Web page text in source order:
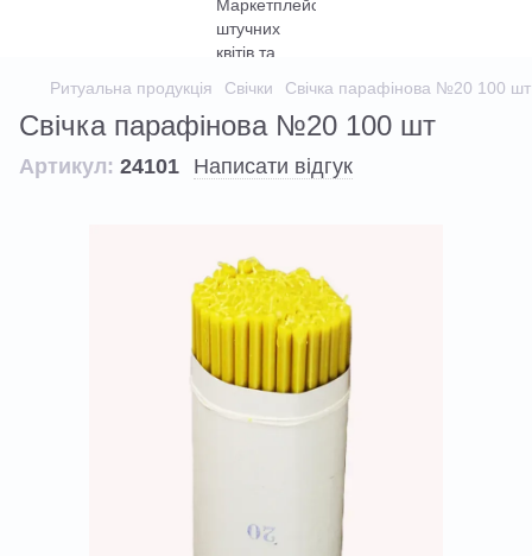
Ритуальна продукція Свічки Свічка парафінова №20 100 шт
Свічка парафінова №20 100 шт
Артикул: 24101 Написати відгук